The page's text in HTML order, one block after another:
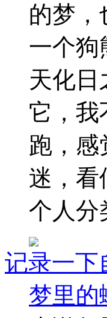
的梦，
一个狗
天化
它，我
跑，
迷，看
个人分
记录一下
梦里的